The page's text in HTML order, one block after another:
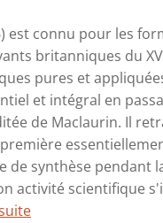
est connu pour les
britanniques du
pures et
et intégral en
de Maclaurin. Il
de synthèse
activité scientifique